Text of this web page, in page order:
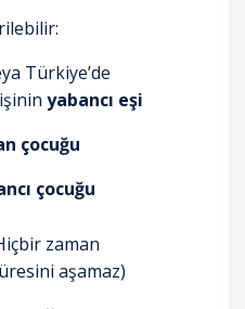
Türkiye’de
yabancı eşi
çocuğu
çocuğu
zaman
aşamaz)